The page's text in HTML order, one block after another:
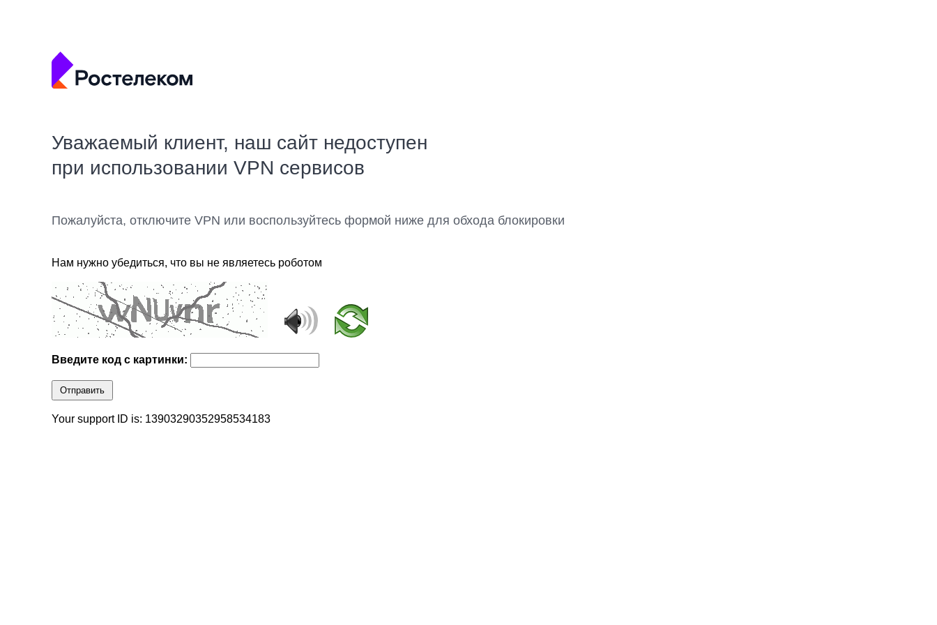
Уважаемый клиент, наш сайт недоступен
при использовании VPN сервисов
Пожалуйста, отключите VPN или воспользуйтесь формой ниже для обхода блокировки
Нам нужно убедиться, что вы не являетесь роботом
Введите код с картинки:
Отправить
Your support ID is: 13903290352958534183